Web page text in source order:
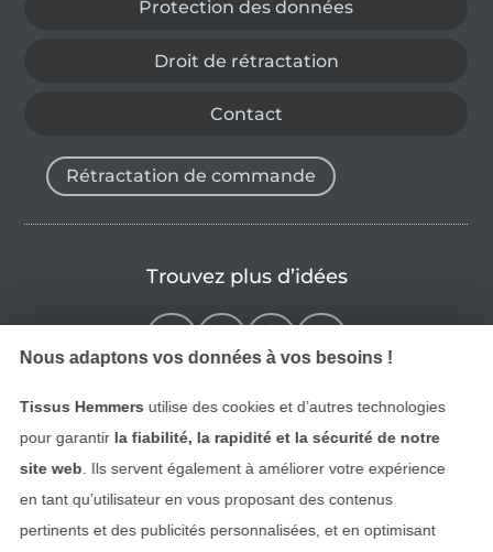
Protection des données
Droit de rétractation
Contact
Rétractation de commande
Trouvez plus d’idées
Nous adaptons vos données à vos besoins !
Tissus Hemmers utilise des cookies et d’autres technologies
pour garantir la fiabilité, la rapidité et la sécurité de notre
site web . Ils servent également à améliorer votre expérience
en tant qu’utilisateur en vous proposant des contenus
pertinents et des publicités personnalisées, et en optimisant